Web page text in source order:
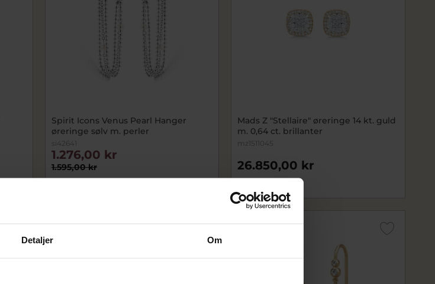
Detaljer Om
Spirit Icons Venus Pearl Hanger
øreringe sølv m. perler
si42641
1.595,00 kr
1.276,00 kr
Mads Z "Stellaire" øreringe 14 kt. guld
m. 0,64 ct. brillanter
mz1511045
26.850,00 kr